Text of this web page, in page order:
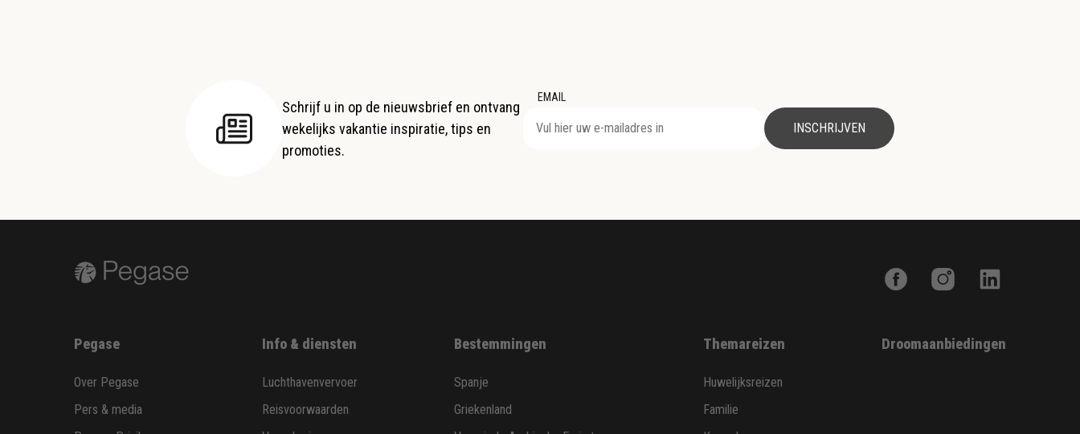
Schrijf u in op de nieuwsbrief en ontvang
wekelijks vakantie inspiratie, tips en
promoties.
EMAIL
INSCHRIJVEN
Pegase
Over Pegase
Pers & media
Info & diensten
Luchthavenvervoer
Reisvoorwaarden
Bestemmingen
Spanje
Griekenland
Themareizen
Huwelijksreizen
Familie
Droomaanbiedingen